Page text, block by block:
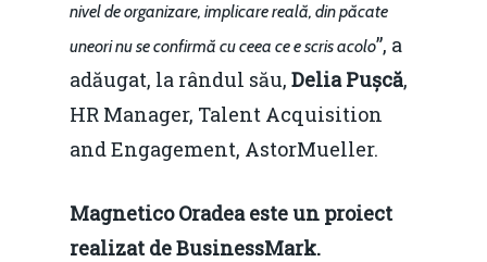
nivel de organizare, implicare reală, din păcate
uneori nu se confirmă cu ceea ce e scris acolo”, a
adăugat, la rândul său, Delia Pușcă,
HR Manager, Talent Acquisition
and Engagement, AstorMueller.
Magnetico Oradea este un proiect
realizat de BusinessMark.